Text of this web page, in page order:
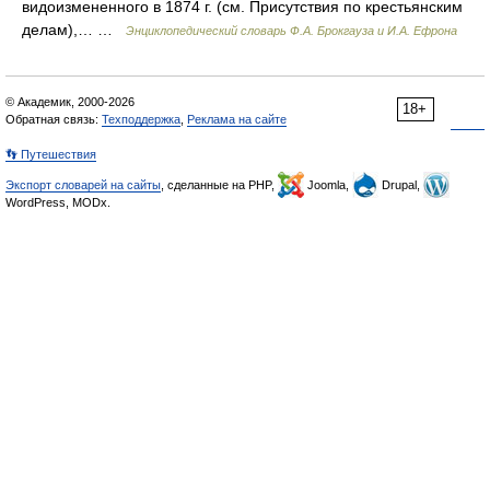
видоизмененного в 1874 г. (см. Присутствия по крестьянским
делам),… …
Энциклопедический словарь Ф.А. Брокгауза и И.А. Ефрона
18+
© Академик, 2000-2026
Обратная связь: Техподдержка Реклама на сайте
👣 Путешествия
Экспорт словарей на сайты , сделанные на PHP, Joomla,
Drupal,
WordPress, MODx.